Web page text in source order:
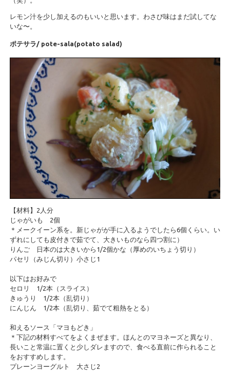
レモン汁を少し加えるのもいいと思います。わさび味はまだ試してな
いな〜。
ポテサラ/ pote-sala(potato salad)
【材料】2人分
じゃがいも 2個
＊メークイーン系を。新じゃがが手に入るようでしたら6個くらい。い
ずれにしても皮付きで茹でて、大きいものなら四つ割に）
りんご 日本のは大きいから1/2個かな（厚めのいちょう切り）
パセリ（みじん切り）小さじ1
以下はお好みで
セロリ 1/2本（スライス）
きゅうり 1/2本（乱切り）
にんじん 1/2本（乱切り、茹でて粗熱をとる）
和えるソース「マヨもどき」
＊下記の材料すべてをよくまぜます。ほんとのマヨネーズと異なり、
長いこと常温に置くと少しダレますので、食べる直前に作られること
をおすすめします。
プレーンヨーグルト 大さじ2